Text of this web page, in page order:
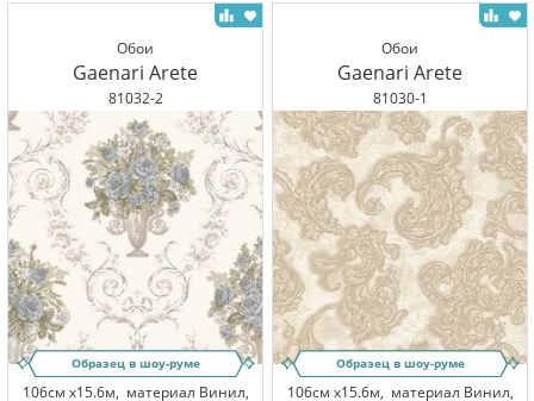
Обои
Gaenari Arete
81032-2
Образец в шоу-руме
106см x15.6м, материал Винил,
Обои
Gaenari Arete
81030-1
Образец в шоу-руме
106см x15.6м, материал Винил,